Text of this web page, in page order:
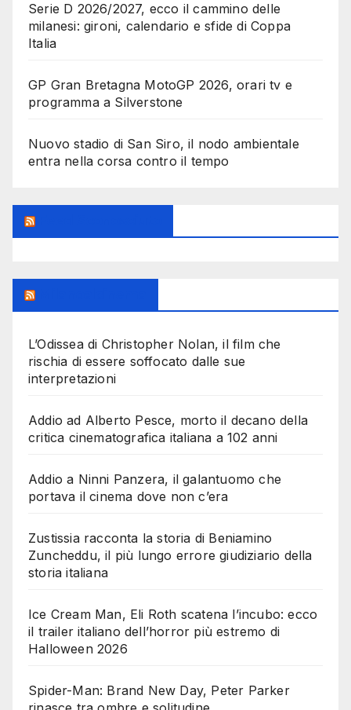
Serie D 2026/2027, ecco il cammino delle
milanesi: gironi, calendario e sfide di Coppa
Italia
GP Gran Bretagna MotoGP 2026, orari tv e
programma a Silverstone
Nuovo stadio di San Siro, il nodo ambientale
entra nella corsa contro il tempo
L’Odissea di Christopher Nolan, il film che
rischia di essere soffocato dalle sue
interpretazioni
Addio ad Alberto Pesce, morto il decano della
critica cinematografica italiana a 102 anni
Addio a Ninni Panzera, il galantuomo che
portava il cinema dove non c’era
Zustissia racconta la storia di Beniamino
Zuncheddu, il più lungo errore giudiziario della
storia italiana
Ice Cream Man, Eli Roth scatena l’incubo: ecco
il trailer italiano dell’horror più estremo di
Halloween 2026
Spider-Man: Brand New Day, Peter Parker